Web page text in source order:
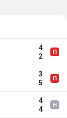
4
2
3
5
4
4